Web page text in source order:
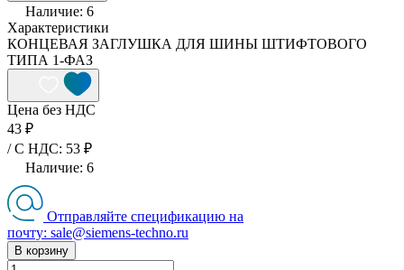
Наличие: 6
Характеристики
КОНЦЕВАЯ ЗАГЛУШКА ДЛЯ ШИНЫ ШТИФТОВОГО
ТИПА 1-ФАЗ
Цена без НДС
43 ₽
/ C НДС: 53 ₽
Наличие: 6
Отправляйте спецификацию на
почту: sale@siemens-techno.ru
В корзину